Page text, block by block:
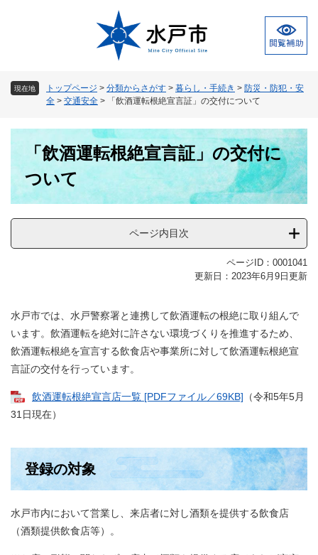
現在地 トップページ > 分類からさがす > 暮らし・手続き > 防災・防犯・安
全 > 交通安全 > 「飲酒運転根絶宣言証」の交付について
「飲酒運転根絶宣言証」の交付に
ついて
ページ内目次
ページID：0001041
更新日：2023年6月9日更新
水戸市では、水戸警察署と連携して飲酒運転の根絶に取り組んで
います。飲酒運転を絶対に許さない環境づくりを推進するため、
飲酒運転根絶を宣言する飲食店や事業所に対して飲酒運転根絶宣
言証の交付を行っています。
飲酒運転根絶宣言店一覧 [PDFファイル／69KB] （令和5年5月
31日現在）
登録の対象
水戸市内において営業し、来店者に対し酒類を提供する飲食店
（酒類提供飲食店等）。